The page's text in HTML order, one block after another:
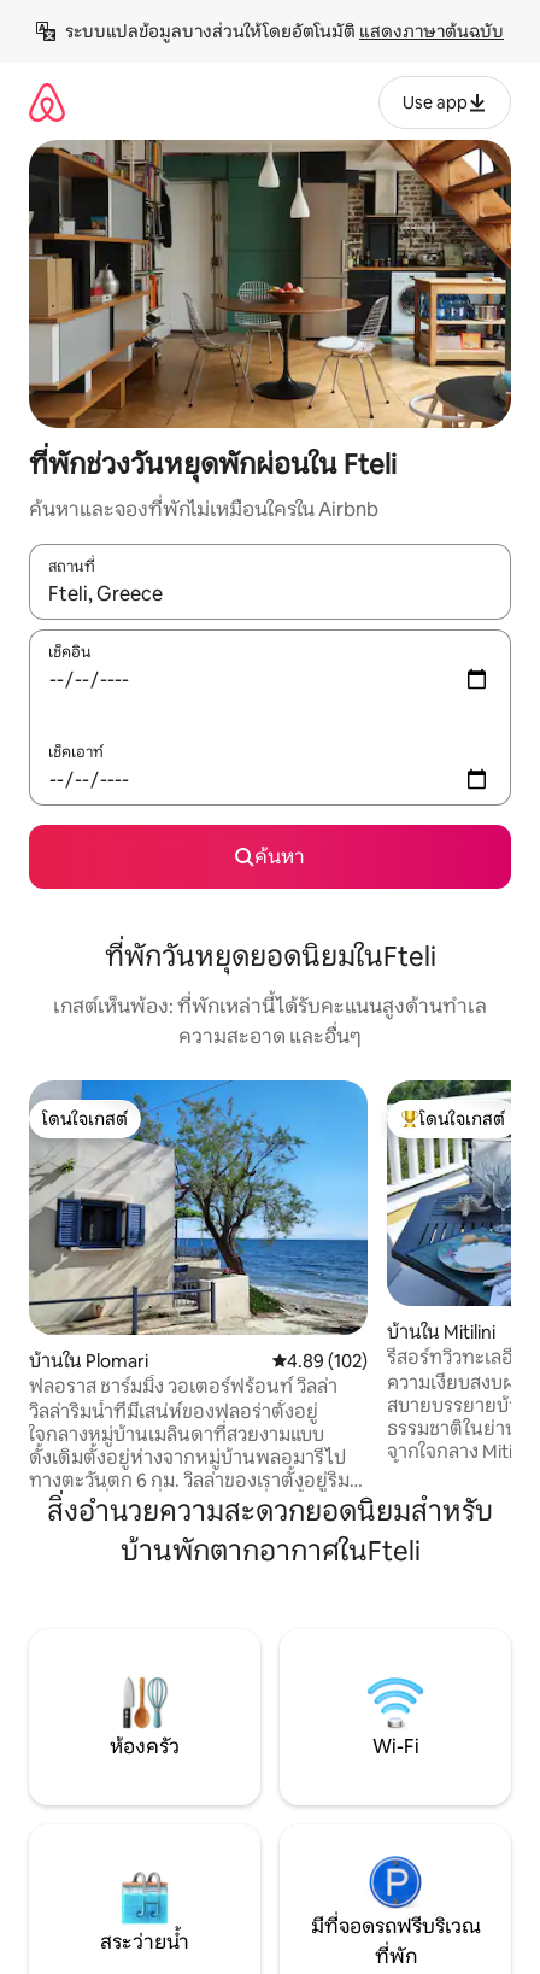
เนื้อหา
ระบบแปลข้อมูลบางส่วนให้โดยอัตโนมัติ แสดงภาษาต้นฉบับ
Use app
ที่พักช่วงวันหยุดพักผ่อนใน Fteli
ค้นหาและจองที่พักไม่เหมือนใครใน Airbnb
สถานที่
ใช้ลูกศรขึ้นลง หรือใช้การสัมผัสหรือปัด เพื่อสำรวจผลการค้นหา
เช็คอิน
เช็คเอาท์
ค้นหา
ที่พักวันหยุดยอดนิยมในFteli
เกสต์เห็นพ้อง: ที่พักเหล่านี้ได้รับคะแนนสูงด้านทำเล
ความสะอาด และอื่นๆ
โดนใจเกสต์
โดนใจเกสต์
บ้านใน Plomari คะแนนเฉลี่ย 4.89 จาก 5, 102 รีวิว
4.89 (102)
ฟลอราส ชาร์มมิ้ง วอเตอร์ฟร้อนท์ วิลล่า
วิลล่าริมน้ำที่มีเสน่ห์ของฟลอร่าตั้งอยู่
ใจกลางหมู่บ้านเมลินดาที่สวยงามแบบ
ดั้งเดิมตั้งอยู่ห่างจากหมู่บ้านพลอมารีไป
ทางตะวันตก 6 กม. วิลล่าของเราตั้งอยู่ริม
ชายหาดซึ่งเป็นที่รู้จักกันดีในเรื่องน้ำสีฟ้าใส
บ้านสไตล์โมเดิร์นที่สร้างใหม่มีสิ่งอำนวย
ความสะดวกครบครันเช่นห้องครัวทันสมัย
ชมพระอาทิตย์ตกดิน
โดนใจเกสต์ที่สุด
โดนใจเกสต์
บ้านใน Mitilini
รีสอร์ทวิวทะเลอีเจี
ความเงียบสงบผ่อ
สบายบรรยายบ้า
ธรรมชาติในย่านช
จากใจกลาง
ซึ่งช่วยให้ผู้เข้าพัก
และมีสไตล์ในระดั
ของคุณในการสำร
สวยงามและใหญ่เ
สิ่งอำนวยความสะดวกยอดนิยมสำหรับ
บ้านพักตากอากาศในFteli
ห้องครัว Wi-Fi
สระว่ายน้ำ
มีที่จอดรถฟรีบริเวณ
ที่พัก